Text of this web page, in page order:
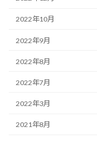
2022年10月
2022年9月
2022年8月
2022年7月
2022年3月
2021年8月